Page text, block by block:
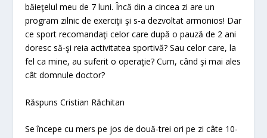
băieţelul meu de 7 luni. Încă din a cincea zi are un
program zilnic de exerciţii şi s-a dezvoltat armonios! Dar
ce sport recomandaţi celor care după o pauză de 2 ani
doresc să-şi reia activitatea sportivă? Sau celor care, la
fel ca mine, au suferit o operaţie? Cum, când şi mai ales
cât domnule doctor?
Răspuns Cristian Răchitan
Se începe cu mers pe jos de două-trei ori pe zi câte 10-